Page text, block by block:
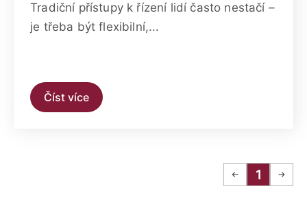
Tradiční přístupy k řízení lidí často nestačí –
je třeba být flexibilní,...
Číst více
1